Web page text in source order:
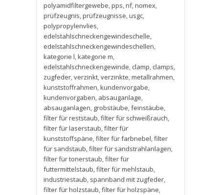
polyamidfiltergewebe,pps,nf,nomex,
prüfzeugnis,prüfzeugnisse,usgc,
polypropylenvlies,
edelstahlschneckengewindeschelle,
edelstahlschneckengewindeschellen,
kategorie l,kategorie m,
edelstahlschneckengewinde, clamp, clamps,
zugfeder,verzinkt,verzinkte,metallrahmen,
kunststoffrahmen,kundenvorgabe,
kundenvorgaben, absauganlage,
absauganlagen, grobstäube,feinstäube,
filter für reststaub,filter für schweißrauch,
filter für laserstaub,filter für
kunststoffspäne,filter für farbnebel,filter
für sandstaub,filter für sandstrahlanlagen,
filter für tonerstaub,filter für
futtermittelstaub,filter für mehlstaub,
industriestaub, spannband mit zugfeder,
filter für holzstaub,filter für holzspäne,